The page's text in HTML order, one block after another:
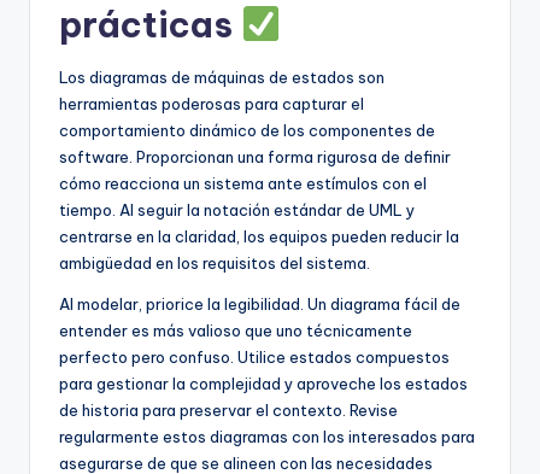
prácticas
Los diagramas de máquinas de estados son
herramientas poderosas para capturar el
comportamiento dinámico de los componentes de
software. Proporcionan una forma rigurosa de definir
cómo reacciona un sistema ante estímulos con el
tiempo. Al seguir la notación estándar de UML y
centrarse en la claridad, los equipos pueden reducir la
ambigüedad en los requisitos del sistema.
Al modelar, priorice la legibilidad. Un diagrama fácil de
entender es más valioso que uno técnicamente
perfecto pero confuso. Utilice estados compuestos
para gestionar la complejidad y aproveche los estados
de historia para preservar el contexto. Revise
regularmente estos diagramas con los interesados para
asegurarse de que se alineen con las necesidades